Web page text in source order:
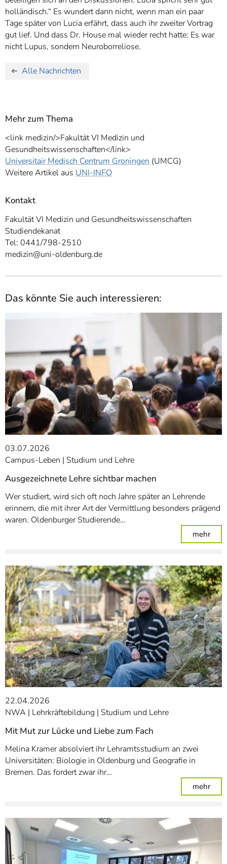
holländisch.“ Es wundert dann nicht, wenn man ein paar
Tage später von Lucia erfährt, dass auch ihr zweiter Vortrag
gut lief. Und dass Dr. House mal wieder recht hatte: Es war
nicht Lupus, sondern Neuroborreliose.
Alle Nachrichten
Mehr zum Thema
<link medizin/>Fakultät VI Medizin und
Gesundheitswissenschaften</link>
Universitair Medisch Centrum Groningen (UMCG)
Weitere Artikel aus UNI-INFO
Kontakt
Fakultät VI Medizin und Gesundheitswissenschaften
Studiendekanat
Tel: 0441/798-2510
medizin@uni-oldenburg.de
Das könnte Sie auch interessieren:
03.07.2026
Campus-Leben
Studium und Lehre
Ausgezeichnete Lehre sichtbar machen
Wer studiert, wird sich oft noch Jahre später an Lehrende
erinnern, die mit ihrer Art der Vermittlung besonders prägend
waren. Oldenburger Studierende…
mehr:
22.04.2026
NWA
Lehrkräftebildung Studium und Lehre
Mit Mut zur Lücke und Liebe zum Fach
Melina Kramer absolviert ihr Lehramtsstudium an zwei
Universitäten: Biologie in Oldenburg und Geografie in
Bremen. Das fordert zwar ihr…
mehr: Mit